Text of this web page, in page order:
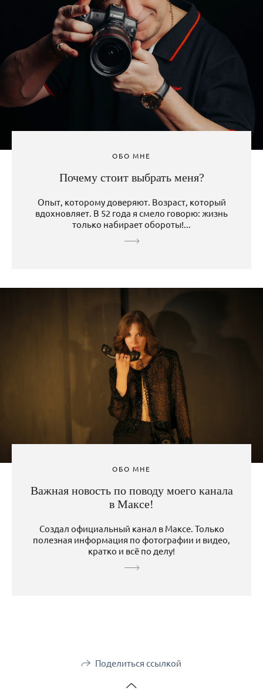
ОБО МНЕ
Почему стоит выбрать меня?
Опыт, которому доверяют. Возраст, который
вдохновляет. В 52 года я смело говорю: жизнь
только набирает обороты!...
ОБО МНЕ
Важная новость по поводу моего канала
в Максе!
Создал официальный канал в Максе. Только
полезная информация по фотографии и видео,
кратко и всё по делу!
Поделиться ссылкой